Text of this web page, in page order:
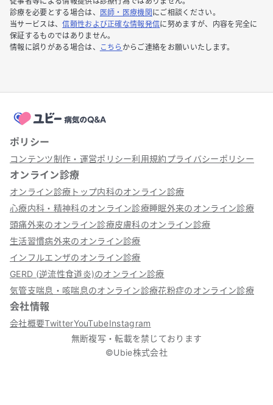
診療を必要とする場合は、
医師・医療機関 にご相談ください。
当サービスは、信頼性および正確な情報発信に努めますが、内容を完全に
保証するものではありません。
情報に誤りがある場合は、
こちら からご連絡をお願いいたします。
ポリシー
コンテンツ制作・運営ポリシー利用規約プライバシーポリシー
オンライン診療
オンライン診療トップ内科のオンライン診療
心療内科・精神科のオンライン診療睡眠外来のオンライン診療
頭痛外来のオンライン診療皮膚科のオンライン診療
生活習慣病外来のオンライン診療
インフルエンザのオンライン診療
GERD (逆流性食道炎)のオンライン診療
気管支喘息・咳喘息のオンライン診療花粉症のオンライン診療
会社情報
会社概要TwitterYouTubeInstagram
無断複写・転載を禁じております
©Ubie株式会社